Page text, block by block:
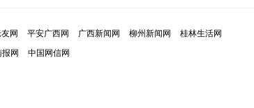
网 平安广西网 广西新闻网 柳州新闻网
桂林生活网
报网 中国网信网